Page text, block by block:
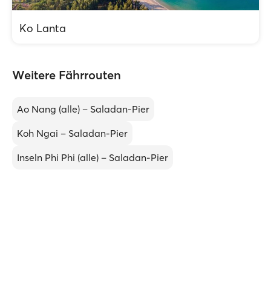
Ko Lanta
Weitere Fährrouten
Ao Nang (alle) – Saladan-Pier
Koh Ngai – Saladan-Pier
Inseln Phi Phi (alle) – Saladan-Pier